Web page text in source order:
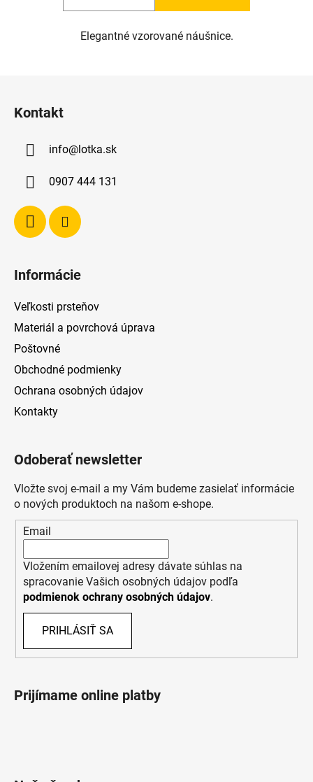
Elegantné vzorované náušnice.
Kontakt
info@lotka.sk
0907 444 131
Informácie
Veľkosti prsteňov
Materiál a povrchová úprava
Poštovné
Obchodné podmienky
Ochrana osobných údajov
Kontakty
Odoberať newsletter
Vložte svoj e-mail a my Vám budeme zasielať informácie
o nových produktoch na našom e-shope.
Email
Vložením emailovej adresy dávate súhlas na
spracovanie Vašich osobných údajov podľa
podmienok ochrany osobných údajov.
PRIHLÁSIŤ SA
Prijímame online platby